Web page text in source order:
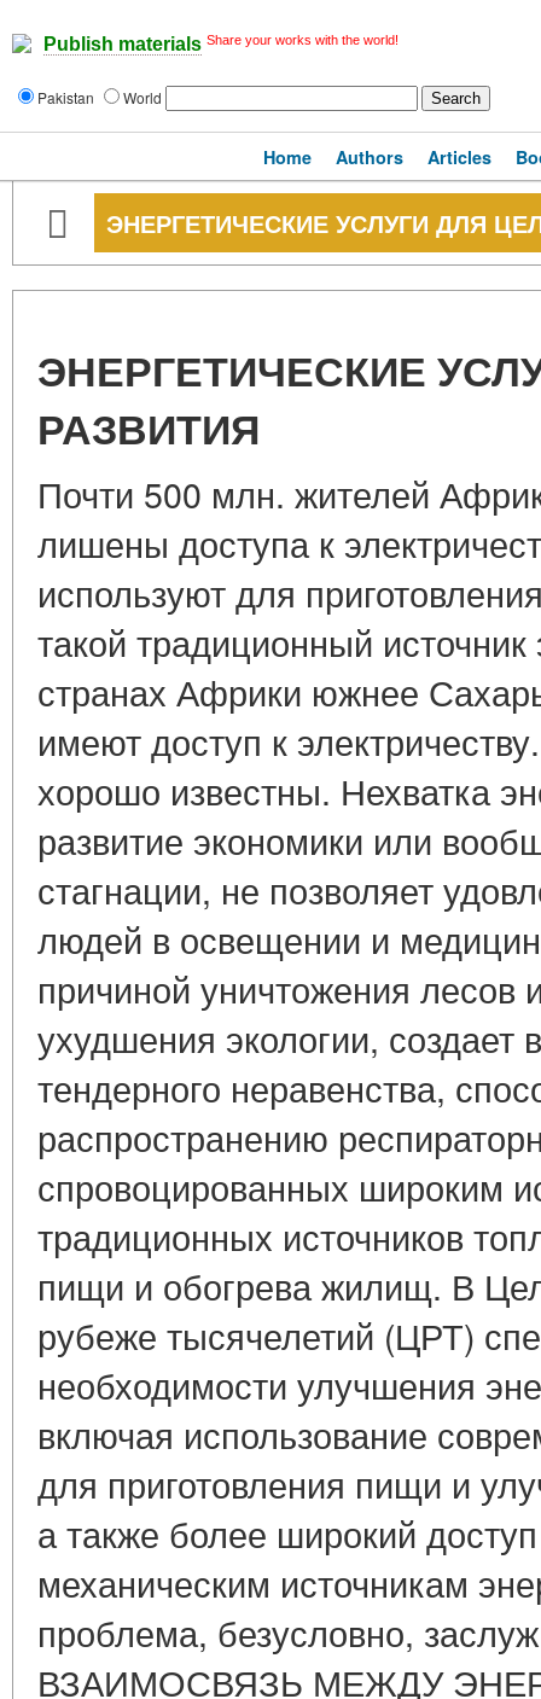
Publish materials Share your works with the world!
Pakistan World
Home Authors Articles
ЭНЕРГЕТИЧЕСКИЕ УСЛУГИ ДЛЯ
ЭНЕРГЕТИЧЕСКИЕ
РАЗВИТИЯ
Почти 500 млн. жителей
лишены доступа к
используют для
такой традиционный
странах Африки южнее
имеют доступ к
хорошо известны. Нехватка
развитие экономики или
стагнации, не позволяет
людей в освещении и
причиной уничтожения лесов
ухудшения экологии, создает
тендерного неравенства,
распространению
спровоцированных широким
традиционных источников
пищи и обогрева жилищ. В
рубеже тысячелетий (ЦРТ)
необходимости улучшения
включая использование
для приготовления пищи и
а также более широкий
механическим источникам
проблема, безусловно,
ВЗАИМОСВЯЗЬ МЕЖДУ